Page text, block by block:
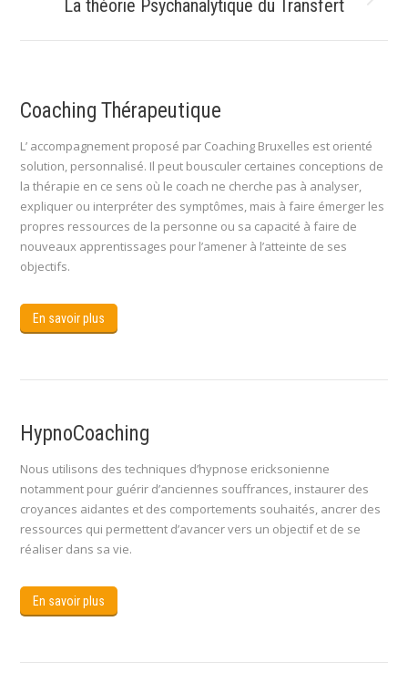
:
La théorie Psychanalytique du Transfert
Coaching Thérapeutique
L’ accompagnement proposé par Coaching Bruxelles est orienté
solution, personnalisé. Il peut bousculer certaines conceptions de
la thérapie en ce sens où le coach ne cherche pas à analyser,
expliquer ou interpréter des symptômes, mais à faire émerger les
propres ressources de la personne ou sa capacité à faire de
nouveaux apprentissages pour l’amener à l’atteinte de ses
objectifs.
En savoir plus
HypnoCoaching
Nous utilisons des techniques d’hypnose ericksonienne
notamment pour guérir d’anciennes souffrances, instaurer des
croyances aidantes et des comportements souhaités, ancrer des
ressources qui permettent d’avancer vers un objectif et de se
réaliser dans sa vie.
En savoir plus